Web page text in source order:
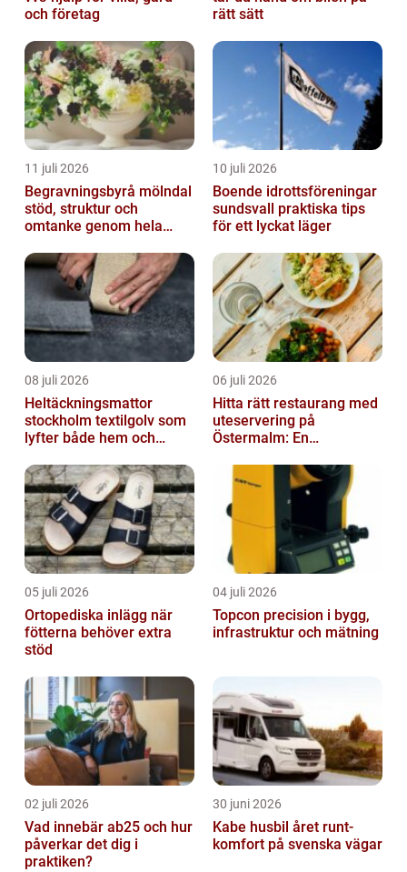
och företag
rätt sätt
11 juli 2026
Begravningsbyrå mölndal
stöd, struktur och
omtanke genom hela
10 juli 2026
Boende idrottsföreningar
sundsvall praktiska tips
för ett lyckat läger
08 juli 2026
Heltäckningsmattor
stockholm textilgolv som
lyfter både hem och
06 juli 2026
Hitta rätt restaurang med
uteservering på
Östermalm: En
i solen
05 juli 2026
Ortopediska inlägg när
fötterna behöver extra
stöd
04 juli 2026
Topcon precision i bygg,
infrastruktur och mätning
02 juli 2026
Vad innebär ab25 och hur
påverkar det dig i
praktiken?
30 juni 2026
Kabe husbil året runt-
komfort på svenska vägar